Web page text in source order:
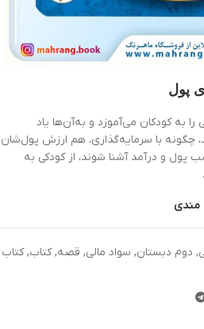
پول
به کودکان می‌آموزد و به‌آن‌ها یاد
چگونه با سرمایه‌گذاری، هم ارزش پول‌شان
پول و درآمد آشنا شوند، از کودکی به
مندی
, دوم دبستان, سواد مالی, قصه, کتاب, کتاب